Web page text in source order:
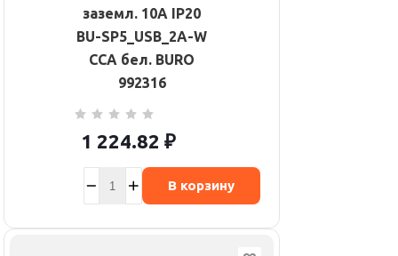
заземл. 10А IP20
BU-SP5_USB_2A-W
CCA бел. BURO
992316
1 224.82 ₽
В корзину